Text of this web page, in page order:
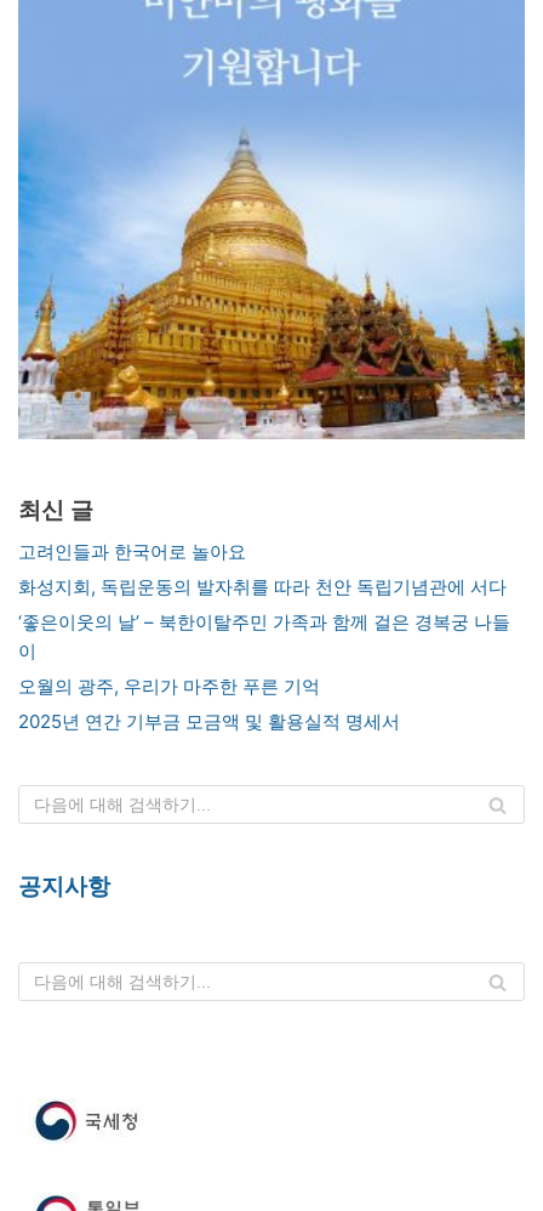
최신 글
고려인들과 한국어로 놀아요
화성지회, 독립운동의 발자취를 따라 천안 독립기념관에 서다
‘좋은이웃의 날’ – 북한이탈주민 가족과 함께 걸은 경복궁 나들
이
오월의 광주, 우리가 마주한 푸른 기억
2025년 연간 기부금 모금액 및 활용실적 명세서
공지사항